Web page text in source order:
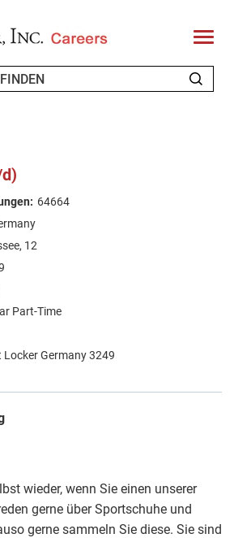
T
o
l
64664
12
Part-Time
Locker Germany 3249
wieder, wenn Sie einen unserer
gerne über Sportschuhe und
gerne sammeln Sie diese. Sie sind